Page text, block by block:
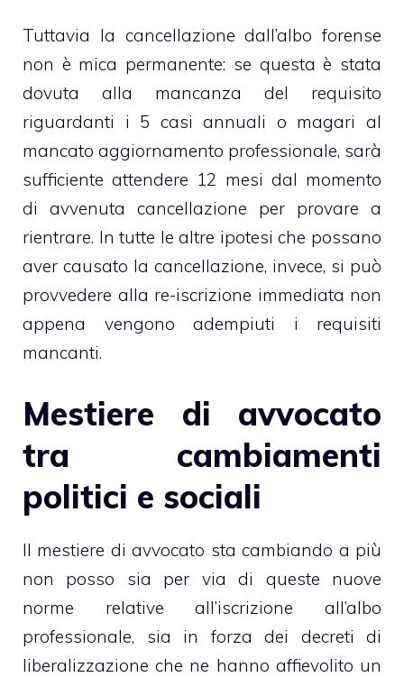
Tuttavia la cancellazione dall’albo forense
non è mica permanente: se questa è stata
dovuta alla mancanza del requisito
riguardanti i 5 casi annuali o magari al
mancato aggiornamento professionale, sarà
sufficiente attendere 12 mesi dal momento
di avvenuta cancellazione per provare a
rientrare. In tutte le altre ipotesi che possano
aver causato la cancellazione, invece, si può
provvedere alla re-iscrizione immediata non
appena vengono adempiuti i requisiti
mancanti.
Mestiere di avvocato
tra cambiamenti
politici e sociali
Il mestiere di avvocato sta cambiando a più
non posso sia per via di queste nuove
norme relative all’iscrizione all’albo
professionale, sia in forza dei decreti di
liberalizzazione che ne hanno affievolito un